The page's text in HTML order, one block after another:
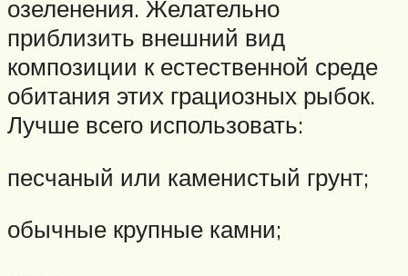
озеленения. Желательно
приблизить внешний вид
композиции к естественной среде
обитания этих грациозных рыбок.
Лучше всего использовать:
песчаный или каменистый грунт;
обычные крупные камни;